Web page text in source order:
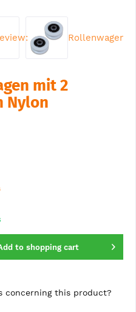
mit 2
Nylon
to shopping cart
concerning this product?